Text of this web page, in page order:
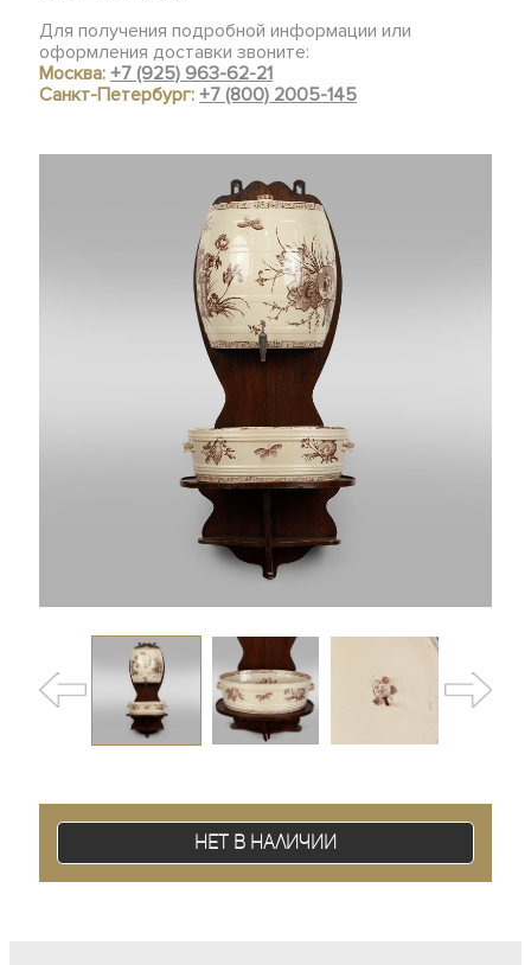
Для получения подробной информации или
оформления доставки звоните:
Москва:+7 (925) 963-62-21
Санкт-Петербург:+7 (800) 2005-145
Нет в наличии